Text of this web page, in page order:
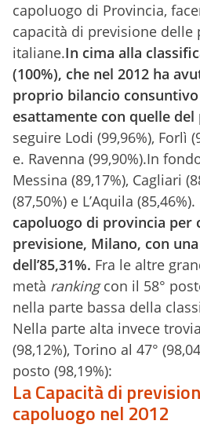
capoluogo di Provincia,
capacità di previsione delle
italiane.In cima alla
(100%), che nel 2012 ha
proprio bilancio
esattamente con quelle
seguire Lodi (99,96%), Forlì
e. Ravenna (99,90%).In
Messina (89,17%), Cagliari
(87,50%) e L’Aquila (85,46%).
capoluogo di provincia per
previsione, Milano, con
dell’85,31%. Fra le altre
metà rankingcon il 58°
nella parte bassa della
Nella parte alta invece
(98,12%), Torino al 47°
posto (98,19%):
La Capacità di
capoluogo nel 2012